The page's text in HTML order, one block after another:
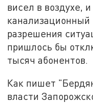
висел в воздухе,
разрешения
пришлось бы
тысяч абонентов.
Как пишет
власти